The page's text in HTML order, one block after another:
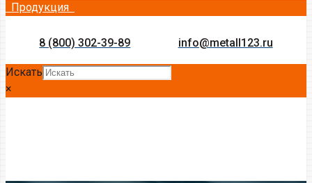
Продукция
8 (800) 302-39-89 info@metall123.ru
Искать
×